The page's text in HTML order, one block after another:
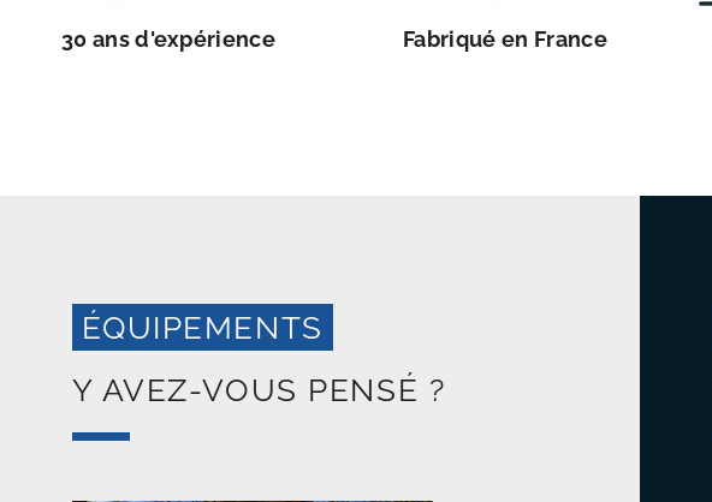
30 ans d'expérience Fabriqué en France
ÉQUIPEMENTS
Y AVEZ-VOUS PENSÉ ?